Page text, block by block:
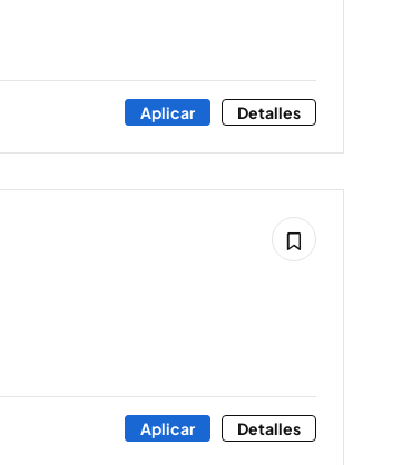
Aplicar Detalles
Aplicar Detalles